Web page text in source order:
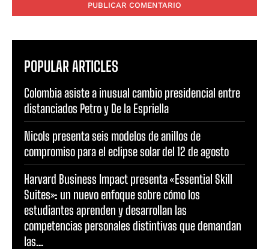
POPULAR ARTICLES
Colombia asiste a inusual cambio presidencial entre
distanciados Petro y De la Espriella
Nicols presenta seis modelos de anillos de
compromiso para el eclipse solar del 12 de agosto
Harvard Business Impact presenta «Essential Skill
Suites»: un nuevo enfoque sobre cómo los
estudiantes aprenden y desarrollan las
competencias personales distintivas que demandan
las...